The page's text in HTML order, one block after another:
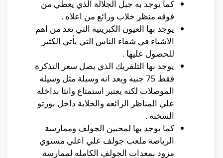
كما يوجد به جبل الجلالة الذي يعطي من
فوقه منظر خلاب ورائع من اعلاه .
يوجد بها العيون الكبريتية التي تعد من اهم
الاشياء في شفاء الناس التي يأتي الكثير
للحصول عليها .
يوجد بها التلفريك الذي يصل سعر التذكرة
فقط 75 جنيه ويعد انه وسيلة مثل وسيلة
الموصلات لكنه يعتبر استمتاع وانتا بداخله
علي المناظر الرائعه والخلابة داخل بورتو
السخنة .
كما يوجد بها لمحبين الجولف وممارسة
الرياضة ملعب جولف علي اعلي مستوي
مزود بمعدات الجولف الكامله لممارسة